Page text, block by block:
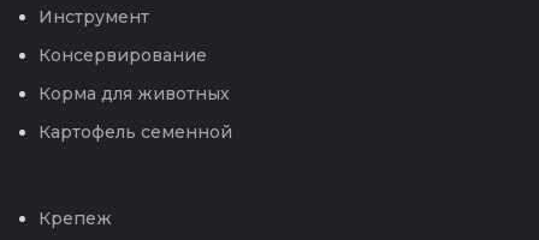
Инструмент
Консервирование
Корма для животных
Картофель семенной
Крепеж